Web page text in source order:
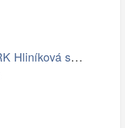
DEOKORK Hliníková sestava jídelní pro 8…